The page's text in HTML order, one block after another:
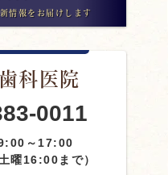
情報をお届けします
科医院
0011
～17:00
曜16:00まで）